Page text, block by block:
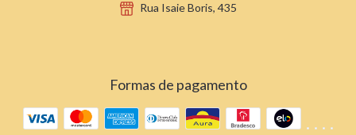
Rua Isaie Boris, 435
Formas de pagamento